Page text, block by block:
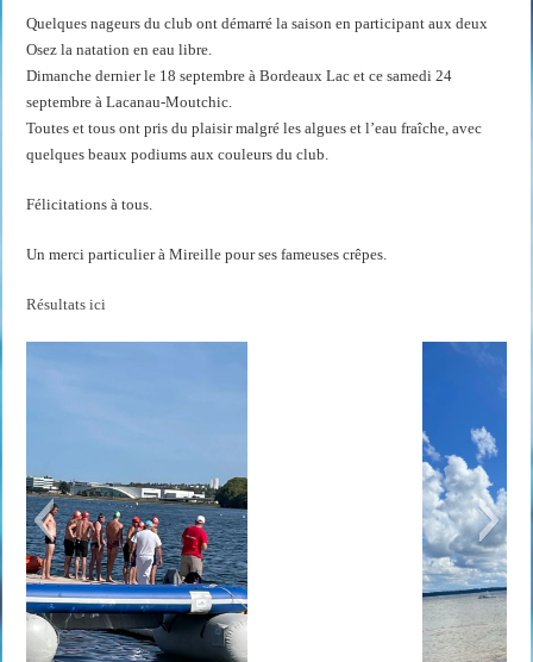
Quelques nageurs du club ont démarré la saison en participant aux deux
Osez la natation en eau libre.
Dimanche dernier le 18 septembre à Bordeaux Lac et ce samedi 24
septembre à Lacanau-Moutchic.
Toutes et tous ont pris du plaisir malgré les algues et l’eau fraîche, avec
quelques beaux podiums aux couleurs du club.
Félicitations à tous.
Un merci particulier à Mireille pour ses fameuses crêpes.
Résultats ici